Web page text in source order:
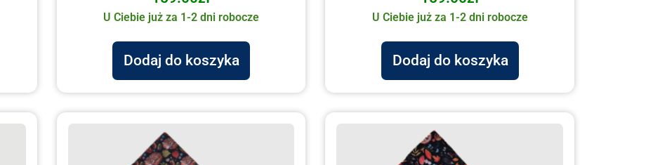
U Ciebie już za 1-2 dni robocze
Dodaj do koszyka
U Ciebie już za 1-2 dni robocze
Dodaj do koszyka